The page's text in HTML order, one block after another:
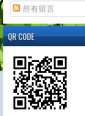
所有留言
QR CODE